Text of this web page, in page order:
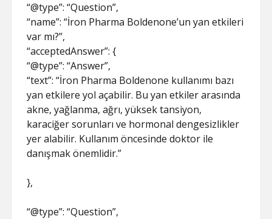
“@type”: “Question”,
“name”: “İron Pharma Boldenone’un yan etkileri
var mı?”,
“acceptedAnswer”: {
“@type”: “Answer”,
“text”: “İron Pharma Boldenone kullanımı bazı
yan etkilere yol açabilir. Bu yan etkiler arasında
akne, yağlanma, ağrı, yüksek tansiyon,
karaciğer sorunları ve hormonal dengesizlikler
yer alabilir. Kullanım öncesinde doktor ile
danışmak önemlidir.”
},
“@type”: “Question”,